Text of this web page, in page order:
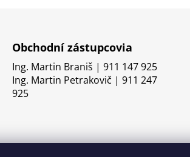
Obchodní zástupcovia
Ing. Martin Braniš | 911 147 925
Ing. Martin Petrakovič | 911 247
925